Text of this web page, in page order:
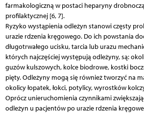
farmakologiczną w postaci heparyny
profilaktycznej [6, 7].
Ryzyko wystąpienia odleżyn stanowi częsty
urazie rdzenia kręgowego. Do ich powstania
długotrwałego ucisku, tarcia lub urazu
których najczęściej występują odleżyny, są:
guzów kulszowych, kolce biodrowe, kostki
pięty. Odleżyny mogą się również tworzyć na
okolicy łopatek, łokci, potylicy, wyrostków
Oprócz unieruchomienia czynnikami
odleżyn u pacjentów po urazie rdzenia